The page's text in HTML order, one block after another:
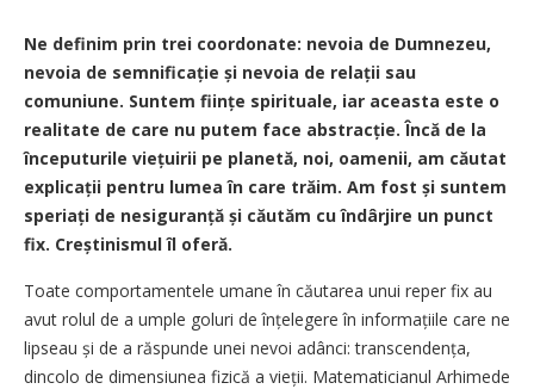
Ne definim prin trei coordonate: nevoia de Dumnezeu,
nevoia de semnificație și nevoia de relații sau
comuniune. Suntem ființe spirituale, iar aceasta este o
realitate de care nu putem face abstrac­ție. Încă de la
începuturile viețuirii pe planetă, noi, oamenii, am căutat
explicații pentru lumea în care trăim. Am fost și suntem
speriați de nesiguranță și căutăm cu îndârjire un punct
fix. Creștinismul îl oferă.
Toate comportamentele umane în căutarea unui reper fix au
avut rolul de a umple goluri de înțelegere în informațiile care ne
lipseau și de a răspunde unei nevoi adânci: trans­cendența,
dincolo de dimensiunea fizică a vieții. Matematicianul Arhimede